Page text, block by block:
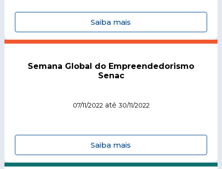
Saiba mais
Semana Global do Empreendedorismo
Senac
07/11/2022até 30/11/2022
Saiba mais